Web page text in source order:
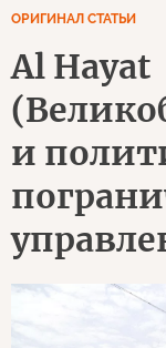
ОРИГИНАЛ СТАТЬИ
Al Hayat
и